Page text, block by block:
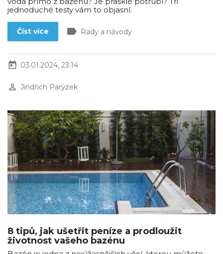
jednoduché testy vám to objasní.
Číst více label Rady a návody
today 03.01.2024, 23:14
perm_identity Jindřich Parýzek
8 tipů, jak ušetřit peníze a prodloužit
životnost vašeho bazénu